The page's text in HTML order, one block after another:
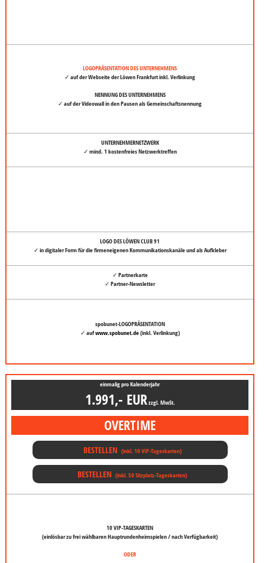
LOGOPRÄSENTATION DES UNTERNEHMENS
✓ auf der Webseite der Löwen Frankfurt inkl. Verlinkung
NENNUNG DES UNTERNEHMENS
✓ auf der Videowall in den Pausen als Gemeinschaftsnennung
UNTERNEHMERNETZWERK
✓ mind. 1 kostenfreies Netzwerktreffen
LOGO DES LÖWEN CLUB 91
✓ in digitaler Form für die firmeneigenen Kommunikationskanäle und als Aufkleber
✓ Partnerkarte
✓ Partner-Newsletter
spobunet-LOGOPRÄSENTATION
✓ aufwww.spobunet.de(inkl. Verlinkung)
einmalig pro Kalenderjahr
1.991,- EURzzgl. MwSt.
OVERTIME
BESTELLEN (inkl. 10 VIP-Tageskarten)
BESTELLEN (inkl. 50 Sitzplatz-Tageskarten)
10 VIP-TAGESKARTEN
(einlösbar zu frei wählbaren Hauptrundenheimspielen / nach Verfügbarkeit)
ODER